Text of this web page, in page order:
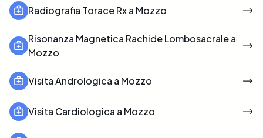
Radiografia Torace Rx a Mozzo
Risonanza Magnetica Rachide Lombosacrale a
Mozzo
Visita Andrologica a Mozzo
Visita Cardiologica a Mozzo